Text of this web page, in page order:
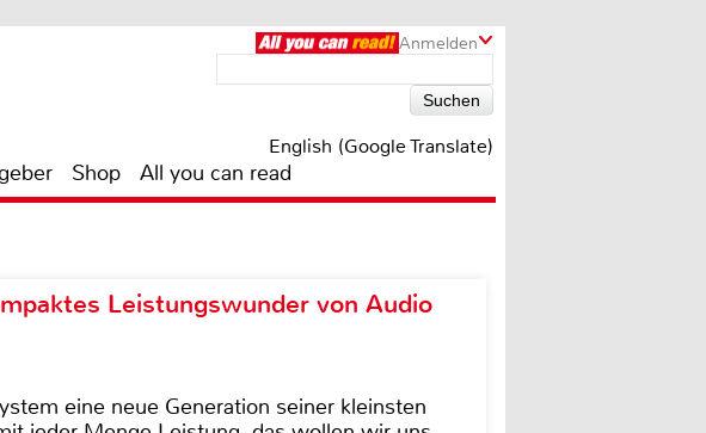
Anmelden
English (Google Translate)
Shop All you can read
Leistungswunder von Audio
eine neue Generation seiner kleinsten